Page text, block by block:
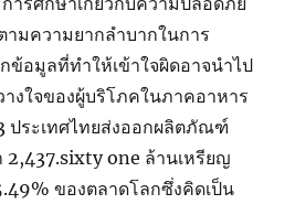
ามความยากลำบากในการ
ข้อมูลที่ทำให้เข้าใจผิดอาจนำไป
งใจของผู้บริโภคในภาคอาหาร
ประเทศไทยส่งออกผลิตภัณฑ์
2,437.sixty one ล้านเหรียญ
ของตลาดโลกซึ่งคิดเป็น